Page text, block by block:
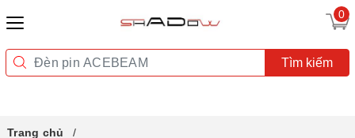
0
Tìm kiếm
Trang chủ